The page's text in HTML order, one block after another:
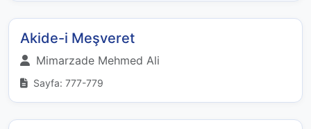
Akide-i Meşveret
Mimarzade Mehmed Ali
Sayfa: 777-779